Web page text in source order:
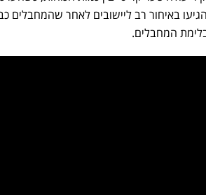
רבים הגיעו באיחור רב ליישובים לאחר
המחבלים.